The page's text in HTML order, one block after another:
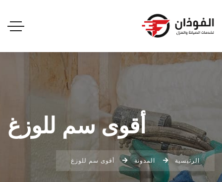
أقوى سم للوزغ
الرئيسية المدونة أقوى سم للوزغ